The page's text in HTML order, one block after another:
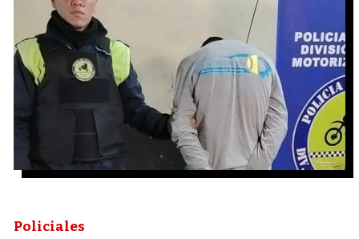
Policiales